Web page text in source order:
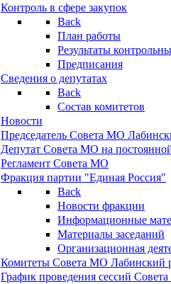
Контроль в сфере закупок
Back
План работы
Результаты
Предписания
Сведения о депутатах
Back
Состав комитетов
Новости
Председатель Совета МО
Депутат Совета МО на
Регламент Совета МО
Фракция партии "Единая Россия"
Back
Новости фракции
Информационные
Материалы заседаний
Организационная
Комитеты Совета МО Лабинский
График проведения сессий